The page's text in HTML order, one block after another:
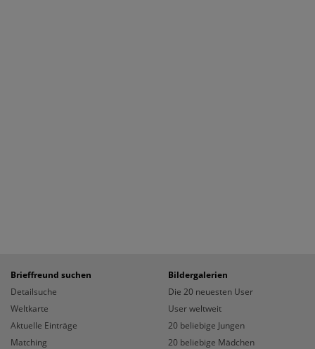
Brieffreund suchen
Detailsuche
Weltkarte
Aktuelle Einträge
Matching
Bildergalerien
Die 20 neuesten User
User weltweit
20 beliebige Jungen
20 beliebige Mädchen